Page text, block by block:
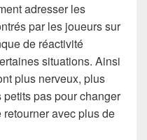
adresser les
par les joueurs sur
de réactivité
situations. Ainsi
plus nerveux, plus
pas pour changer
avec plus de